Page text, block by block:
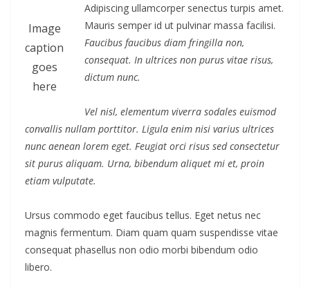
Image
caption
goes
here
Adipiscing ullamcorper senectus turpis amet.
Mauris semper id ut pulvinar massa facilisi.
Faucibus faucibus diam fringilla non,
consequat. In ultrices non purus vitae risus,
dictum nunc.
Vel nisl, elementum viverra sodales euismod
convallis nullam porttitor. Ligula enim nisi varius ultrices
nunc aenean lorem eget. Feugiat orci risus sed consectetur
sit purus aliquam. Urna, bibendum aliquet mi et, proin
etiam vulputate.
Ursus commodo eget faucibus tellus. Eget netus nec
magnis fermentum. Diam quam quam suspendisse vitae
consequat phasellus non odio morbi bibendum odio
libero.